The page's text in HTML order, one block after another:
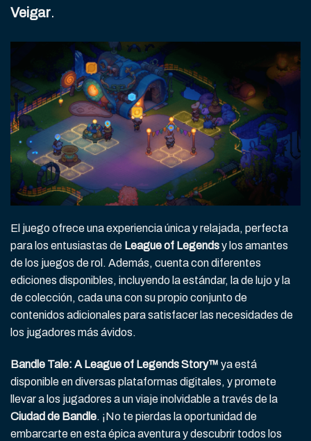
Veigar.
El juego ofrece una experiencia única y relajada, perfecta
para los entusiastas de League of Legendsy los amantes
de los juegos de rol. Además, cuenta con diferentes
ediciones disponibles, incluyendo la estándar, la de lujo y la
de colección, cada una con su propio conjunto de
contenidos adicionales para satisfacer las necesidades de
los jugadores más ávidos.
Bandle Tale: A League of Legends Story™ ya está
disponible en diversas plataformas digitales, y promete
llevar a los jugadores a un viaje inolvidable a través de la
Ciudad de Bandle. ¡No te pierdas la oportunidad de
embarcarte en esta épica aventura y descubrir todos los